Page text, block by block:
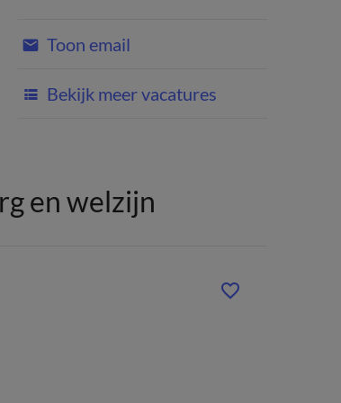
Toon email
Bekijk meer vacatures
en welzijn